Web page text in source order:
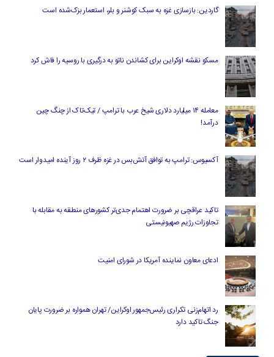
گاردین: بازسازی غزه به سبک کوشنر و بلر، استعمار بزک‌شده است
مسکو نقشه اوکراین برای کشاندن ناتو به درگیری با روسیه را فاش کرد
معامله ۱۴ میلیارد دلاری شیخ عرب با ترامپ / تیک‌تاک از چنگ چین
درآمد!
آکسیوس: ترامپ به توافق آتش‌بس در غزه ظرف ۲ روز آینده امیدوار است
تاکید عراقچی بر ضرورت اهتمام جدی‌تر کشورهای منطقه به مقابله با
تجاوزات رژیم صهیونیستی
ادعای معاون نماینده آمریکا در شورای امنیت
رد اتهام‌زنی تکراری رئیس‌جمهور اوکراین/ تهران همواره بر ضرورت پایان
جنگ تاکید دارد